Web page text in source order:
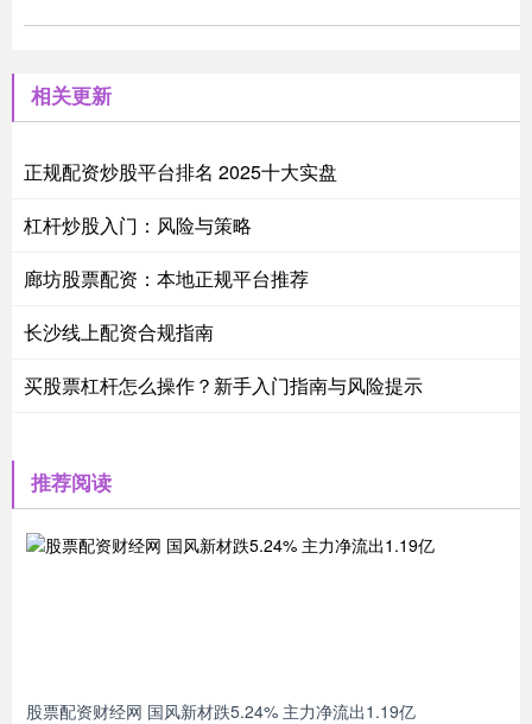
相关更新
正规配资炒股平台排名 2025十大实盘
杠杆炒股入门：风险与策略
廊坊股票配资：本地正规平台推荐
长沙线上配资合规指南
买股票杠杆怎么操作？新手入门指南与风险提示
推荐阅读
股票配资财经网 国风新材跌5.24% 主力净流出1.19亿